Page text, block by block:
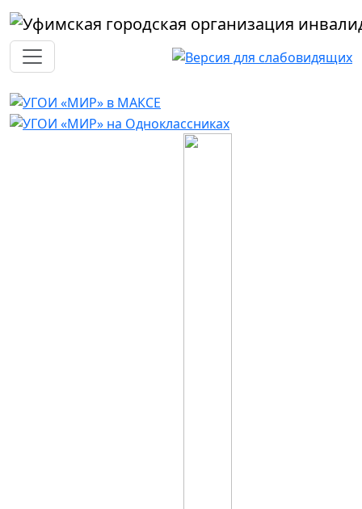
Перейти к основному содержанию